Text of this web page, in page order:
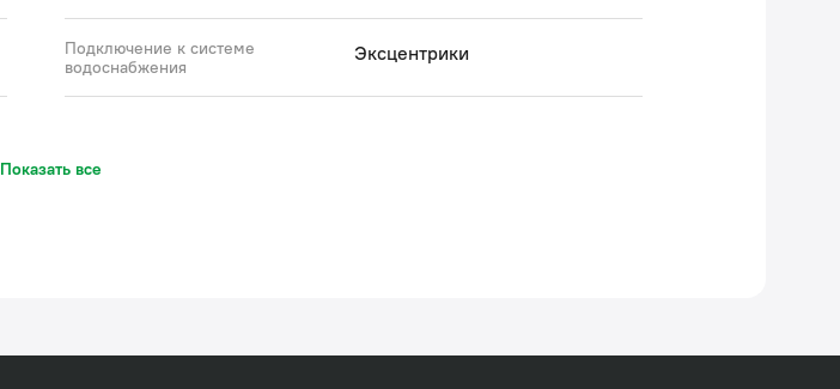
Подключение к системе
водоснабжения
Эксцентрики
Показать все